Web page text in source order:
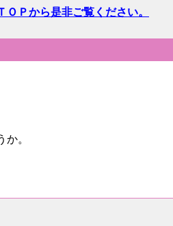
ＯＰから是非ご覧ください。
。